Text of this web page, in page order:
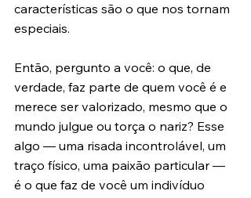
características são o que nos tornam
especiais.
Então, pergunto a você: o que, de
verdade, faz parte de quem você é e
merece ser valorizado, mesmo que o
mundo julgue ou torça o nariz? Esse
algo — uma risada incontrolável, um
traço físico, uma paixão particular —
é o que faz de você um indivíduo